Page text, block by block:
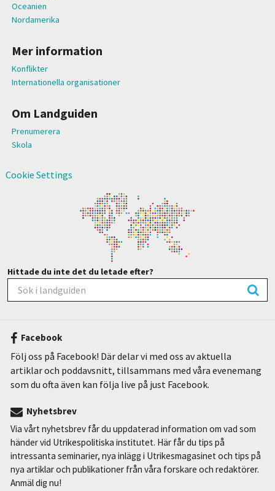
Oceanien
Nordamerika
Mer information
Konflikter
Internationella organisationer
Om Landguiden
Prenumerera
Skola
Cookie Settings
Hittade du inte det du letade efter?
Facebook
Följ oss på Facebook! Där delar vi med oss av aktuella
artiklar och poddavsnitt, tillsammans med våra evenemang
som du ofta även kan följa live på just Facebook.
Nyhetsbrev
Via vårt nyhetsbrev får du uppdaterad information om vad som
händer vid Utrikespolitiska institutet. Här får du tips på
intressanta seminarier, nya inlägg i Utrikesmagasinet och tips på
nya artiklar och publikationer från våra forskare och redaktörer.
Anmäl dig nu!